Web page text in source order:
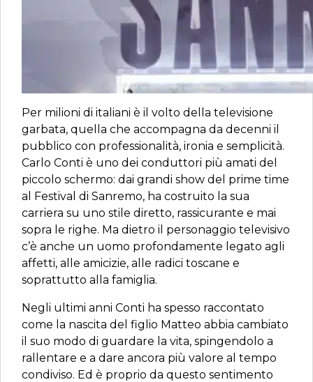
Per milioni di italiani è il volto della televisione
garbata, quella che accompagna da decenni il
pubblico con professionalità, ironia e semplicità.
Carlo Conti è uno dei conduttori più amati del
piccolo schermo: dai grandi show del prime time
al Festival di Sanremo, ha costruito la sua
carriera su uno stile diretto, rassicurante e mai
sopra le righe. Ma dietro il personaggio televisivo
c’è anche un uomo profondamente legato agli
affetti, alle amicizie, alle radici toscane e
soprattutto alla famiglia.
Negli ultimi anni Conti ha spesso raccontato
come la nascita del figlio Matteo abbia cambiato
il suo modo di guardare la vita, spingendolo a
rallentare e a dare ancora più valore al tempo
condiviso. Ed è proprio da questo sentimento